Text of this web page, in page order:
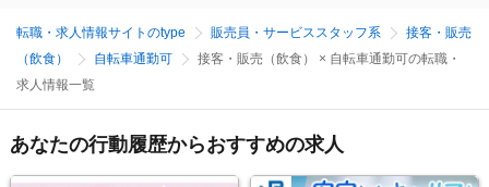
転職・求人情報サイトのtype 販売員・サービススタッフ系
接客・販売
（飲食）
自転車通勤可
接客・販売（飲食） × 自転車通勤可の転職・
求人情報一覧
あなたの行動履歴からおすすめの求人